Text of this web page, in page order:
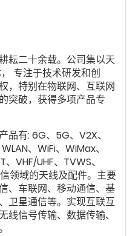
耘二十余载。公司集以天
专注于技术研发和创
，特别在物联网、互联网
突破，获得多项产品专
品有: 6G、5G、V2X、
、WiFi、WiMax、
VHF/UHF、TVWS、
领域的天线及配件。主要
、车联网、移动通信、基
卫星通信等。实现互联互
线信号传输、数据传输、